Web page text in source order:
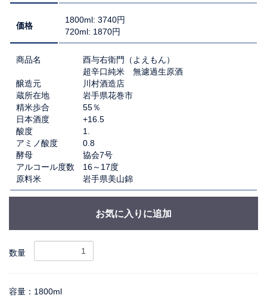
価格
1800ml: 3740円
720ml: 1870円
商品名 酉与右衛門（よえもん）
超辛口純米 無濾過生原酒
醸造元 川村酒造店
蔵所在地 岩手県花巻市
精米歩合 55％
日本酒度 +16.5
酸度 1.
アミノ酸度 0.8
酵母 協会7号
アルコール度数 16～17度
原料米 岩手県美山錦
お気に入りに追加
数量
容量：1800ml